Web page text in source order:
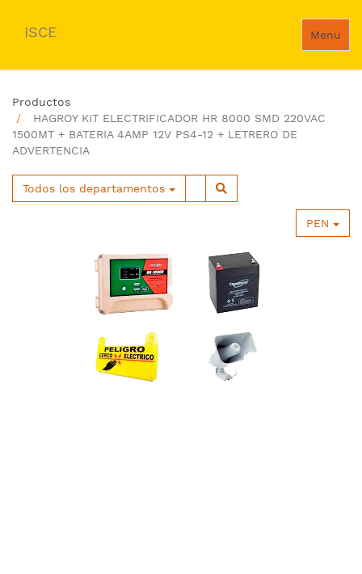
Menu
ISCE
Productos
HAGROY KIT ELECTRIFICADOR HR 8000 SMD 220VAC
1500MT + BATERIA 4AMP 12V PS4-12 + LETRERO DE
ADVERTENCIA
Todos los departamentos
PEN